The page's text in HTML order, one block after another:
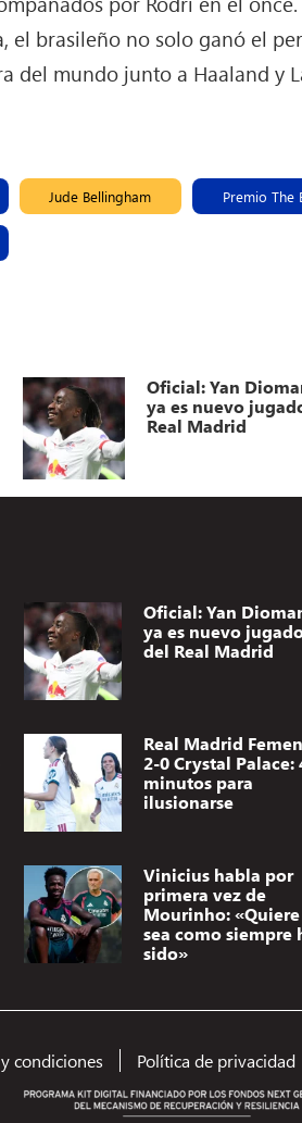
brasileño no solo ganó el
del mundo junto a Haaland y
Jude Bellingham Premio The
Oficial: Yan
ya es nuevo
Real Madrid
Oficial: Yan
ya es nuevo
del Real Madrid
Real Madrid
2-0 Crystal Palace:
minutos para
ilusionarse
Vinicius habla por
primera vez de
Mourinho:
sea como siempre
sido»
condiciones Política de privacidad